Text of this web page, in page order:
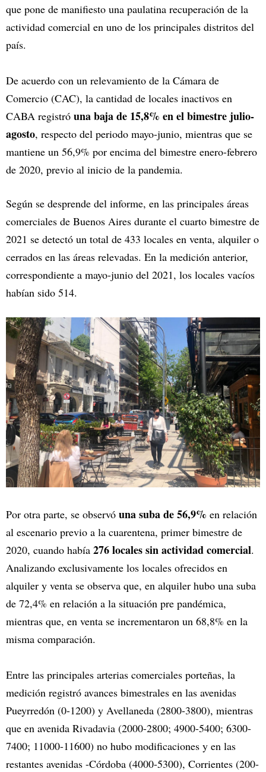
que pone de manifiesto una paulatina recuperación de la
actividad comercial en uno de los principales distritos del
país.
De acuerdo con un relevamiento de la Cámara de
Comercio (CAC), la cantidad de locales inactivos en
CABA registró una baja de 15,8% en el bimestre julio-
agosto, respecto del periodo mayo-junio, mientras que se
mantiene un 56,9% por encima del bimestre enero-febrero
de 2020, previo al inicio de la pandemia.
Según se desprende del informe, en las principales áreas
comerciales de Buenos Aires durante el cuarto bimestre de
2021 se detectó un total de 433 locales en venta, alquiler o
cerrados en las áreas relevadas. En la medición anterior,
correspondiente a mayo-junio del 2021, los locales vacíos
habían sido 514.
Por otra parte, se observó una suba de 56,9% en relación
al escenario previo a la cuarentena, primer bimestre de
2020, cuando había 276 locales sin actividad comercial.
Analizando exclusivamente los locales ofrecidos en
alquiler y venta se observa que, en alquiler hubo una suba
de 72,4% en relación a la situación pre pandémica,
mientras que, en venta se incrementaron un 68,8% en la
misma comparación.
Entre las principales arterias comerciales porteñas, la
medición registró avances bimestrales en las avenidas
Pueyrredón (0-1200) y Avellaneda (2800-3800), mientras
que en avenida Rivadavia (2000-2800; 4900-5400; 6300-
7400; 11000-11600) no hubo modificaciones y en las
restantes avenidas -Córdoba (4000-5300), Corrientes (200-